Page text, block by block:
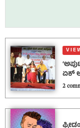
ಏಕ್
2